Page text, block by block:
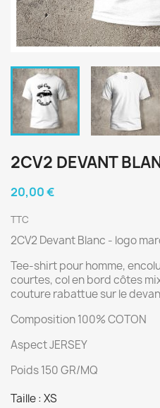
2CV2 DEVANT
20,00 €
TTC
2CV2 Devant Blanc - logo
Tee-shirt pour homme,
courtes, col en bord côtes
couture rabattue sur le
Composition 100% COTON
Aspect JERSEY
Poids 150 GR/MQ
Taille : XS